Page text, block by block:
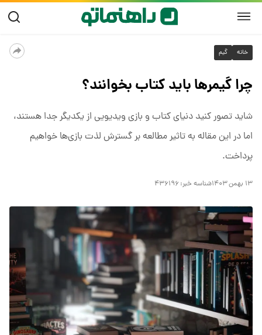
خانه گیم
چرا گیمرها باید کتاب بخوانند؟
شاید تصور کنید دنیای کتاب‌ و بازی‌ ویدیویی از یکدیگر جدا هستند،
اما در این مقاله به تاثیر مطالعه بر گسترش لذت بازی‌ها خواهیم
پرداخت.
۱۳ بهمن ۱۴۰۳ شناسه خبر: ۴۳۶۱۹۶